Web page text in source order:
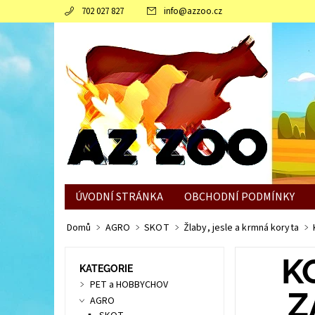
702 027 827 info@azzoo.cz
ÚVODNÍ STRÁNKA OBCHODNÍ PODMÍNKY
JAK SLEPICÍM POMOCI ZVLÁDNOUT ZIMNÍ
Domů AGRO SKOT Žlaby, jesle a krmná koryta
KATEGORIE
PET a HOBBYCHOV
AGRO